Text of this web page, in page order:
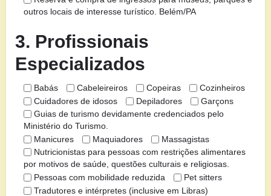
outros locais de interesse turístico. Belém/PA
3. Profissionais
Especializados
Babás Cabeleireiros Copeiras
Cozinheiros
Cuidadores de idosos
Depiladores
Garçons
Guias de turismo devidamente credenciados pelo
Ministério do Turismo.
Manicures
Maquiadores
Massagistas
Nutricionistas para pessoas com restrições alimentares
por motivos de saúde, questões culturais e religiosas.
Pessoas com mobilidade reduzida
Pet sitters
Tradutores e intérpretes (inclusive em Libras)